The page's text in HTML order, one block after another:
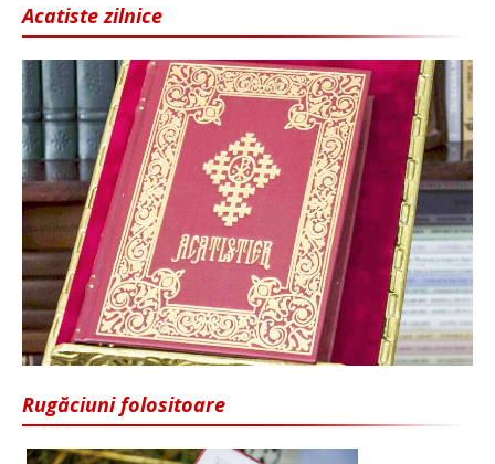
Acatiste zilnice
Rugăciuni folositoare